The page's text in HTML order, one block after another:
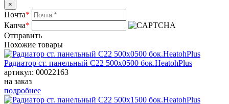
×
Почта*
Капча*
Отправить
Похожие товары
Радиатор ст. панельный С22 500х0500 бок.HeatohPlus
артикул: 00022163
на заказ
подробнее